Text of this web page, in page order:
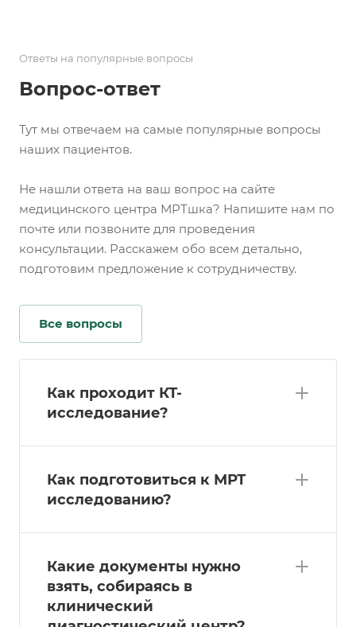
Ответы на популярные вопросы
Вопрос-ответ
Тут мы отвечаем на самые популярные вопросы
наших пациентов.
Не нашли ответа на ваш вопрос на сайте
медицинского центра МРТшка? Напишите нам по
почте или позвоните для проведения
консультации. Расскажем обо всем детально,
подготовим предложение к сотрудничеству.
Все вопросы
Как проходит КТ-
исследование?
Как подготовиться к МРТ
исследованию?
Какие документы нужно
взять, собираясь в
клинический